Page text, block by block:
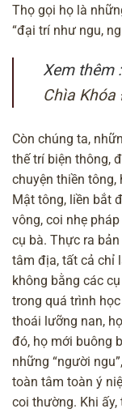
Thọ gọi họ là
“đại trí như ngu,
Xem thêm :
Chìa
Còn chúng ta,
thế trí biện thông,
chuyện thiền
Mật tông, liền bắt
vông, coi nhẹ
cụ bà. Thực ra
tâm địa, tất cả chỉ
không bằng các
trong quá trình
thoái lưỡng nan,
đó, họ mới buông
những “người
toàn tâm toàn ý
coi thường. Khi